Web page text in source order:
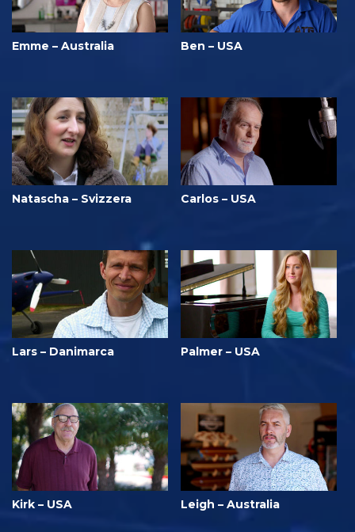
Emme – Australia Ben – USA
Natascha – Svizzera Carlos – USA
Lars – Danimarca Palmer – USA
Kirk – USA Leigh – Australia